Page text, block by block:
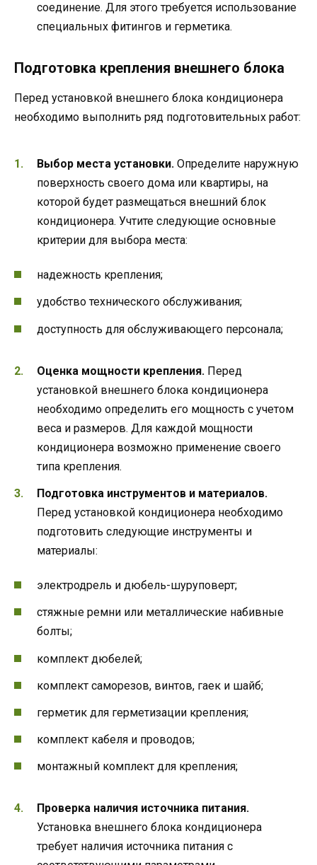
соединение. Для этого требуется использование
специальных фитингов и герметика.
Подготовка крепления внешнего блока
Перед установкой внешнего блока кондиционера
необходимо выполнить ряд подготовительных работ:
Выбор места установки. Определите наружную
поверхность своего дома или квартиры, на
которой будет размещаться внешний блок
кондиционера. Учтите следующие основные
критерии для выбора места:
надежность крепления;
удобство технического обслуживания;
доступность для обслуживающего персонала;
Оценка мощности крепления. Перед
установкой внешнего блока кондиционера
необходимо определить его мощность с учетом
веса и размеров. Для каждой мощности
кондиционера возможно применение своего
типа крепления.
Подготовка инструментов и материалов.
Перед установкой кондиционера необходимо
подготовить следующие инструменты и
материалы:
электродрель и дюбель-шуруповерт;
стяжные ремни или металлические набивные
болты;
комплект дюбелей;
комплект саморезов, винтов, гаек и шайб;
герметик для герметизации крепления;
комплект кабеля и проводов;
монтажный комплект для крепления;
Проверка наличия источника питания.
Установка внешнего блока кондиционера
требует наличия источника питания с